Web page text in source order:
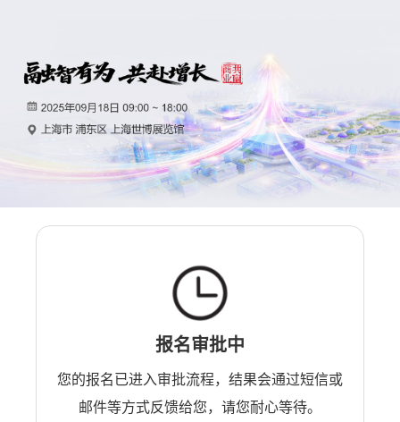
报名审批中
您的报名已进入审批流程，结果会通过短信或
邮件等方式反馈给您，请您耐心等待。